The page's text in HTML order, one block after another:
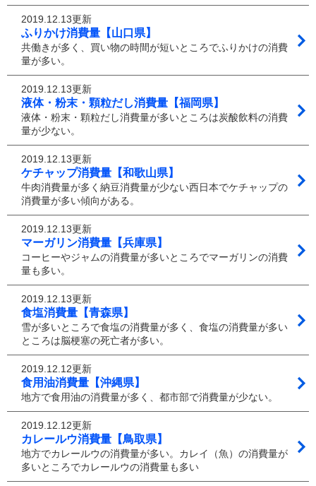
2019.12.13更新
ふりかけ消費量【山口県】
共働きが多く、買い物の時間が短いところでふりかけの消費
量が多い。
2019.12.13更新
液体・粉末・顆粒だし消費量【福岡県】
液体・粉末・顆粒だし消費量が多いところは炭酸飲料の消費
量が少ない。
2019.12.13更新
ケチャップ消費量【和歌山県】
牛肉消費量が多く納豆消費量が少ない西日本でケチャップの
消費量が多い傾向がある。
2019.12.13更新
マーガリン消費量【兵庫県】
コーヒーやジャムの消費量が多いところでマーガリンの消費
量も多い。
2019.12.13更新
食塩消費量【青森県】
雪が多いところで食塩の消費量が多く、食塩の消費量が多い
ところは脳梗塞の死亡者が多い。
2019.12.12更新
食用油消費量【沖縄県】
地方で食用油の消費量が多く、都市部で消費量が少ない。
2019.12.12更新
カレールウ消費量【鳥取県】
地方でカレールウの消費量が多い。カレイ（魚）の消費量が
多いところでカレールウの消費量も多い